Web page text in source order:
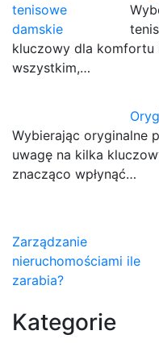
kluczowy dla komfortu
wszystkim,…
Wybierając oryginalne
uwagę na kilka
znacząco wpłynąć…
Nawigacja
wpisu
Zarządzanie
nieruchomościami ile
zarabia?
Kategorie